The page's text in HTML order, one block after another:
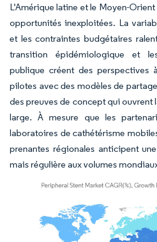
L'Amérique latine et le Moyen-
opportunités inexploitées. La
et les contraintes budgétaires
transition épidémiologique et
publique créent des perspectives
pilotes avec des modèles de
des preuves de concept qui ouvrent
large. À mesure que les
laboratoires de cathétérisme
prenantes régionales anticipent
mais régulière aux volumes